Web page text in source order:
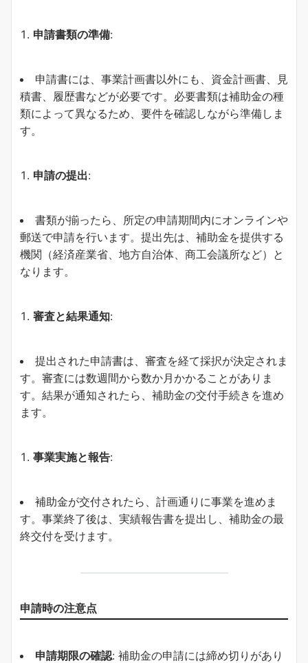
申請書類の準備:
申請書には、事業計画書以外にも、資金計画書、見
積書、履歴書などが必要です。必要書類は補助金の種
類によって異なるため、要件を確認しながら準備しま
す。
申請の提出:
書類が揃ったら、所定の申請期間内にオンラインや
郵送で申請を行います。提出先は、補助金を提供する
機関（経済産業省、地方自治体、商工会議所など）と
なります。
審査と結果通知:
提出された申請書は、審査を経て採択が決定されま
す。審査には数週間から数か月かかることがありま
す。結果が通知されたら、補助金の交付手続きを進め
ます。
事業実施と報告:
補助金が交付されたら、計画通りに事業を進めま
す。事業終了後は、実績報告書を提出し、補助金の最
終交付を受けます。
申請時の注意点
申請期限の確認: 補助金の申請には締め切りがあり